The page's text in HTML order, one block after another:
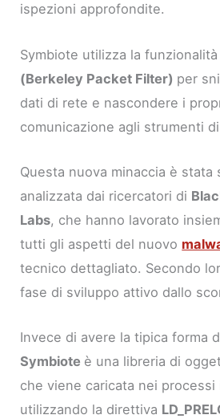
ispezioni approfondite.
Symbiote utilizza la
(Berkeley Packet Filter) per
dati di rete e nascondere i
comunicazione agli strumenti
Questa nuova minaccia è stata
analizzata dai ricercatori di
Labs, che hanno lavorato
tutti gli aspetti del nuovo
tecnico dettagliato. Secondo
fase di sviluppo attivo dallo
Invece di avere la tipica forma
Symbiote è una libreria di
che viene caricata nei
utilizzando la direttiva